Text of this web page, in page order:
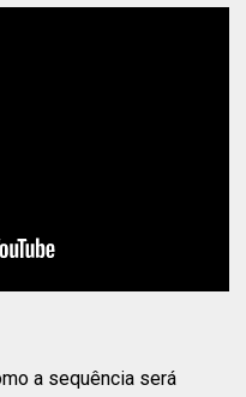
a sequência será